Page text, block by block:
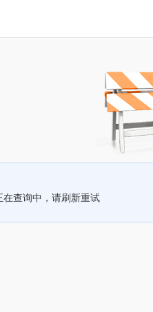
在查询中，请刷新重试